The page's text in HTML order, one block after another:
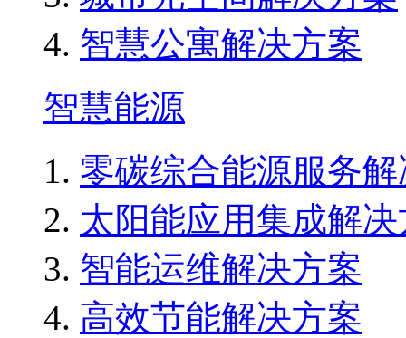
智慧公寓解决方案
智慧能源
零碳综合能源服务
太阳能应用集成解
智能运维解决方案
高效节能解决方案